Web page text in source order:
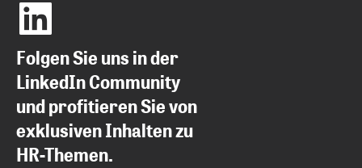
Folgen Sie uns in der
LinkedIn Community
und profitieren Sie von
exklusiven Inhalten zu
HR-Themen.